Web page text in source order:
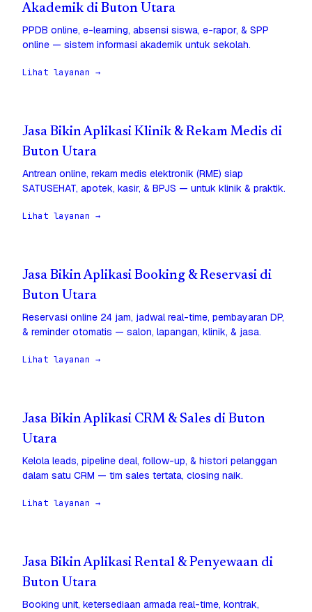
Akademik di Buton Utara
PPDB online, e-learning, absensi siswa, e-rapor, & SPP
online — sistem informasi akademik untuk sekolah.
Lihat layanan →
Jasa Bikin Aplikasi Klinik & Rekam Medis di
Buton Utara
Antrean online, rekam medis elektronik (RME) siap
SATUSEHAT, apotek, kasir, & BPJS — untuk klinik & praktik.
Lihat layanan →
Jasa Bikin Aplikasi Booking & Reservasi di
Buton Utara
Reservasi online 24 jam, jadwal real-time, pembayaran DP,
& reminder otomatis — salon, lapangan, klinik, & jasa.
Lihat layanan →
Jasa Bikin Aplikasi CRM & Sales di Buton
Utara
Kelola leads, pipeline deal, follow-up, & histori pelanggan
dalam satu CRM — tim sales tertata, closing naik.
Lihat layanan →
Jasa Bikin Aplikasi Rental & Penyewaan di
Buton Utara
Booking unit, ketersediaan armada real-time, kontrak,